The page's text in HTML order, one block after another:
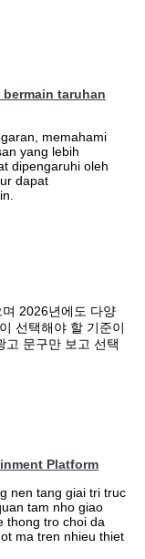
taruhan
memahami
yang lebih
dipengaruhi oleh
dapat
2026년에도 다양
선택해야 할 기준이
고 문구만 보고 선택
Platform
nen tang giai tri truc
tam nho giao
thong tro choi da
ma tren nhieu thiet